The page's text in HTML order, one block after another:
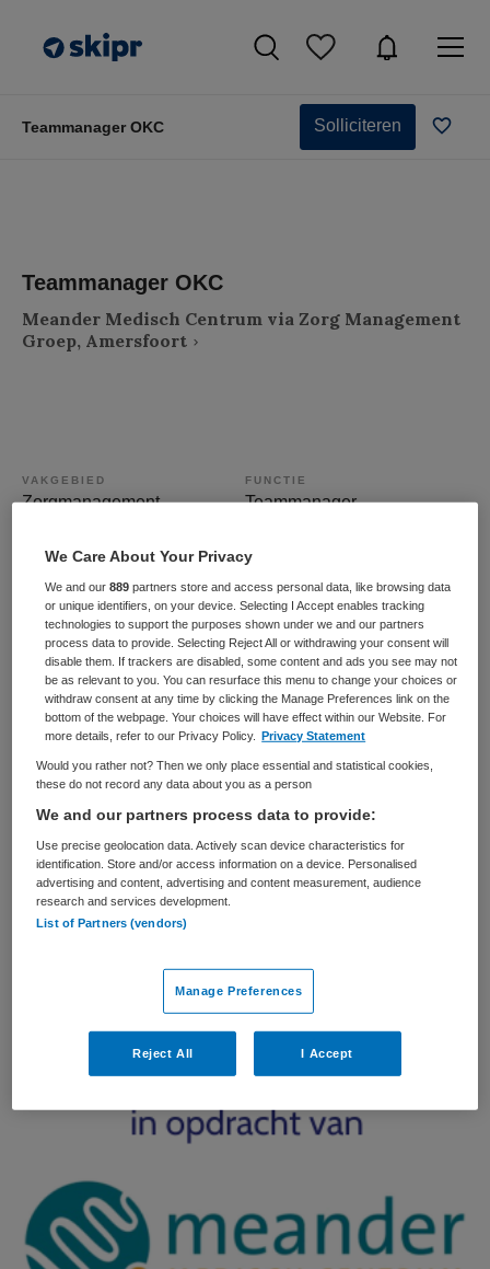
Teammanager OKC Solliciteren
Teammanager OKC
Meander Medisch Centrum via Zorg Management
Groep, Amersfoort
VAKGEBIED
Zorgmanagement
FUNCTIE
Teammanager
Ziekenhuis Tijdelijk met uitzicht op vast
PLAATSINGSDATUM
11 juli 2025
NIVEAU
HBO
ERVARING
Ervaren
DIENSTVERBAND
Parttime
Vacature niet beschikbaar
Deze vacature Teammanager OKC bij Meander Medisch
Centrum via Zorg Management Groep is niet meer
actueel. Hieronder staan enkele vergelijkbare vacatures
die voor u wellicht interessant zijn.
We Care About Your Privacy
We and our889 partners store and access personal data, like browsing data
or unique identifiers, on your device. Selecting I Accept enables tracking
technologies to support the purposes shown under we and our partners
process data to provide. Selecting Reject All or withdrawing your consent will
disable them. If trackers are disabled, some content and ads you see may not
be as relevant to you. You can resurface this menu to change your choices or
withdraw consent at any time by clicking the Manage Preferences link on the
bottom of the webpage. Your choices will have effect within our Website. For
more details, refer to our Privacy Policy.
Privacy Statement
Would you rather not? Then we only place essential and statistical cookies,
these do not record any data about you as a person
We and our partners process data to provide:
Use precise geolocation data. Actively scan device characteristics for
identification. Store and/or access information on a device. Personalised
advertising and content, advertising and content measurement, audience
research and services development.
List of Partners (vendors)
Manage Preferences
Reject All I Accept